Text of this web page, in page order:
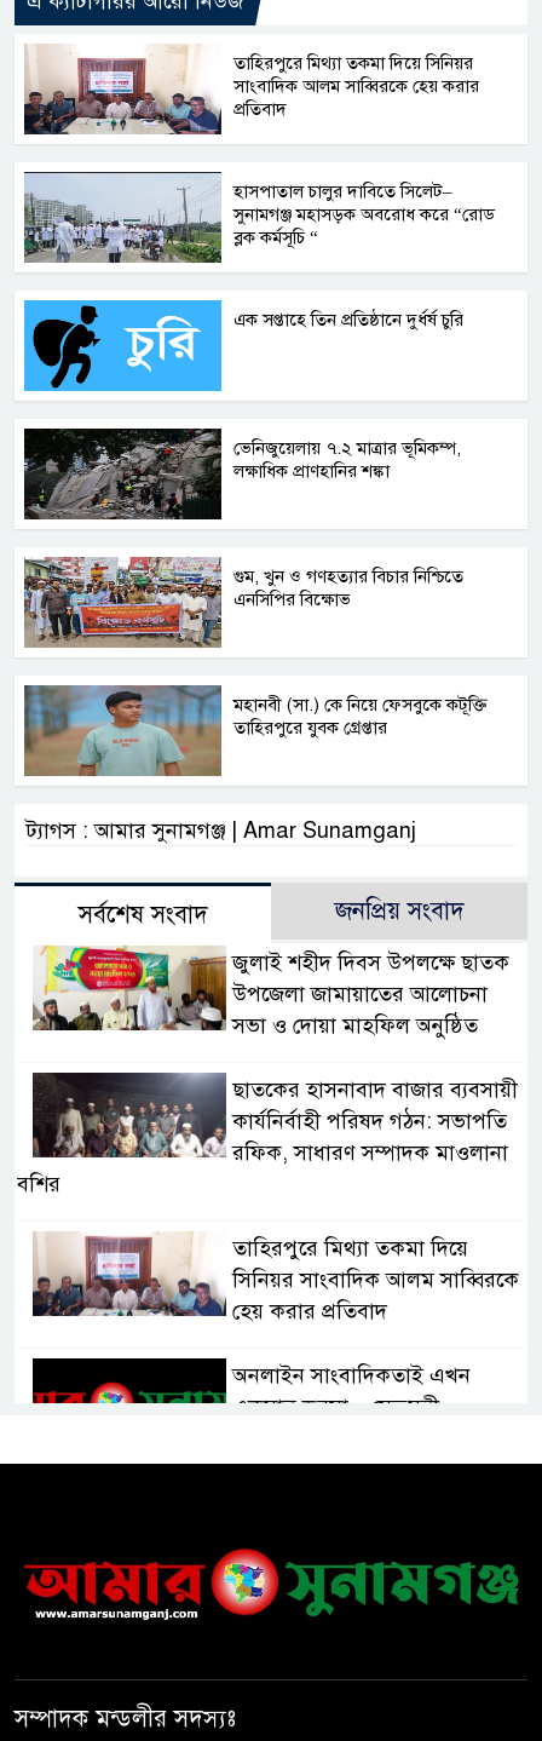
তাহিরপুরে মিথ্যা তকমা দিয়ে সিনিয়র
সাংবাদিক আলম সাব্বিরকে হেয় করার
প্রতিবাদ
হাসপাতাল চালুর দাবিতে সিলেট–
সুনামগঞ্জ মহাসড়ক অবরোধ করে “রোড
ব্লক কর্মসূচি “
এক সপ্তাহে তিন প্রতিষ্ঠানে দুর্ধর্ষ চুরি
ভেনিজুয়েলায় ৭.২ মাত্রার ভূমিকম্প,
লক্ষাধিক প্রাণহানির শঙ্কা
গুম, খুন ও গণহত্যার বিচার নিশ্চিতে
এনসিপির বিক্ষোভ
মহানবী (সা.) কে নিয়ে ফেসবুকে কটূক্তি
তাহিরপুরে যুবক গ্রেপ্তার
ট্যাগস : আমার সুনামগঞ্জ | Amar Sunamganj
সর্বশেষ সংবাদ জনপ্রিয় সংবাদ
জুলাই শহীদ দিবস উপলক্ষে ছাতক
উপজেলা জামায়াতের আলোচনা
সভা ও দোয়া মাহফিল অনুষ্ঠিত
ছাতকের হাসনাবাদ বাজার ব্যবসায়ী
কার্যনির্বাহী পরিষদ গঠন: সভাপতি
রফিক, সাধারণ সম্পাদক মাওলানা
বশির
তাহিরপুরে মিথ্যা তকমা দিয়ে
সিনিয়র সাংবাদিক আলম সাব্বিরকে
হেয় করার প্রতিবাদ
অনলাইন সাংবাদিকতাই এখন
একমাত্র ভরসা – সেতুমন্ত্রী
“রোড ব্লক কর্মসূচি “
তাহিরপুরে বজ্রপাতে যুবকের মৃত্যু
সুনামগঞ্জ জেলা সিএনজি শ্রমিক
সম্পাদক মন্ডলীর সদস্যঃ